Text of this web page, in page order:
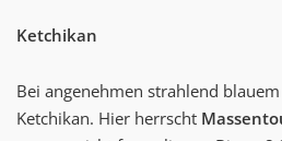
Ketchikan
Bei angenehmen strahlend
Ketchikan. Hier herrscht